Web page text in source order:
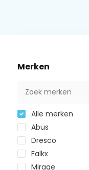
Merken
Alle merken
Abus
Dresco
Falkx
Mirage